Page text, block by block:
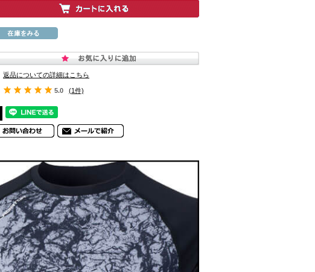
返品についての詳細はこちら
5.0 (1件)